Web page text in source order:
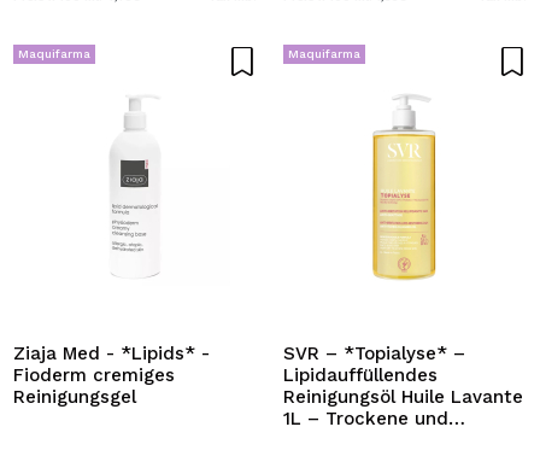
Maquifarma
Ziaja Med - *Lipids* -
Fioderm cremiges
Reinigungsgel
Maquifarma
SVR – *Topialyse* –
Lipidauffüllendes
Reinigungsöl Huile Lavante
1L – Trockene und